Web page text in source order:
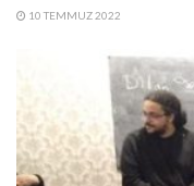
10 TEMMUZ 2022